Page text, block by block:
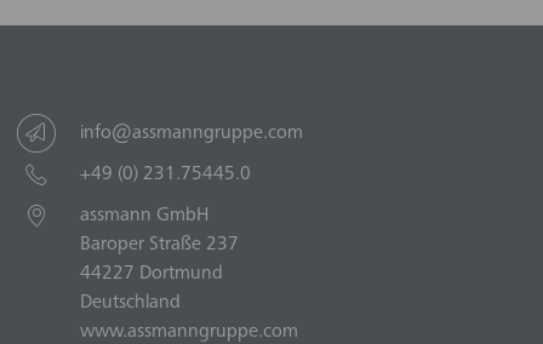
info@assmanngruppe.com
+49 (0) 231.75445.0
assmann GmbH
Baroper Straße 237
44227 Dortmund
Deutschland
www.assmanngruppe.com